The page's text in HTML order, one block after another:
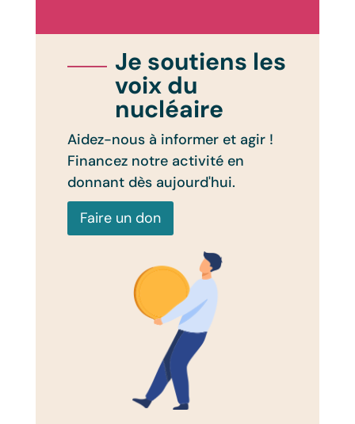
Je soutiens les
voix du
nucléaire
Aidez-nous à informer et agir !
Financez notre activité en
donnant dès aujourd'hui.
Faire un don